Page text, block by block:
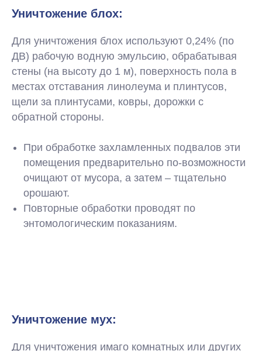
Уничтожение блох:
Для уничтожения блох используют 0,24% (по
ДВ) рабочую водную эмульсию, обрабатывая
стены (на высоту до 1 м), поверхность пола в
местах отставания линолеума и плинтусов,
щели за плинтусами, ковры, дорожки с
обратной стороны.
При обработке захламленных подвалов эти
помещения предварительно по-возможности
очищают от мусора, а затем – тщательно
орошают.
Повторные обработки проводят по
энтомологическим показаниям.
Уничтожение мух:
Для уничтожения имаго комнатных или других